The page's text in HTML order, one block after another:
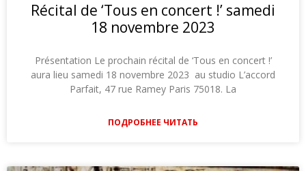
Récital de ‘Tous en concert !’ samedi
18 novembre 2023
Présentation Le prochain récital de ‘Tous en concert !’
aura lieu samedi 18 novembre 2023 au studio L’accord
Parfait, 47 rue Ramey Paris 75018. La
ПОДРОБНЕЕ ЧИТАТЬ